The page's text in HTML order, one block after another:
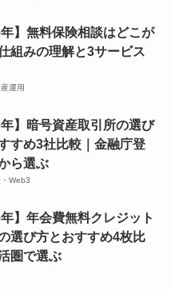
年】無料保険相談はどこが
組みの理解と3サービス
運用
年】暗号資産取引所の選び
すめ3社比較｜金融庁登
ら選ぶ
Web3
年】年会費無料クレジット
選び方とおすすめ4枚比
圏で選ぶ